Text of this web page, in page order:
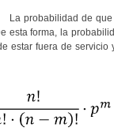
La probabilidad de
esta forma, la
estar fuera de servicio